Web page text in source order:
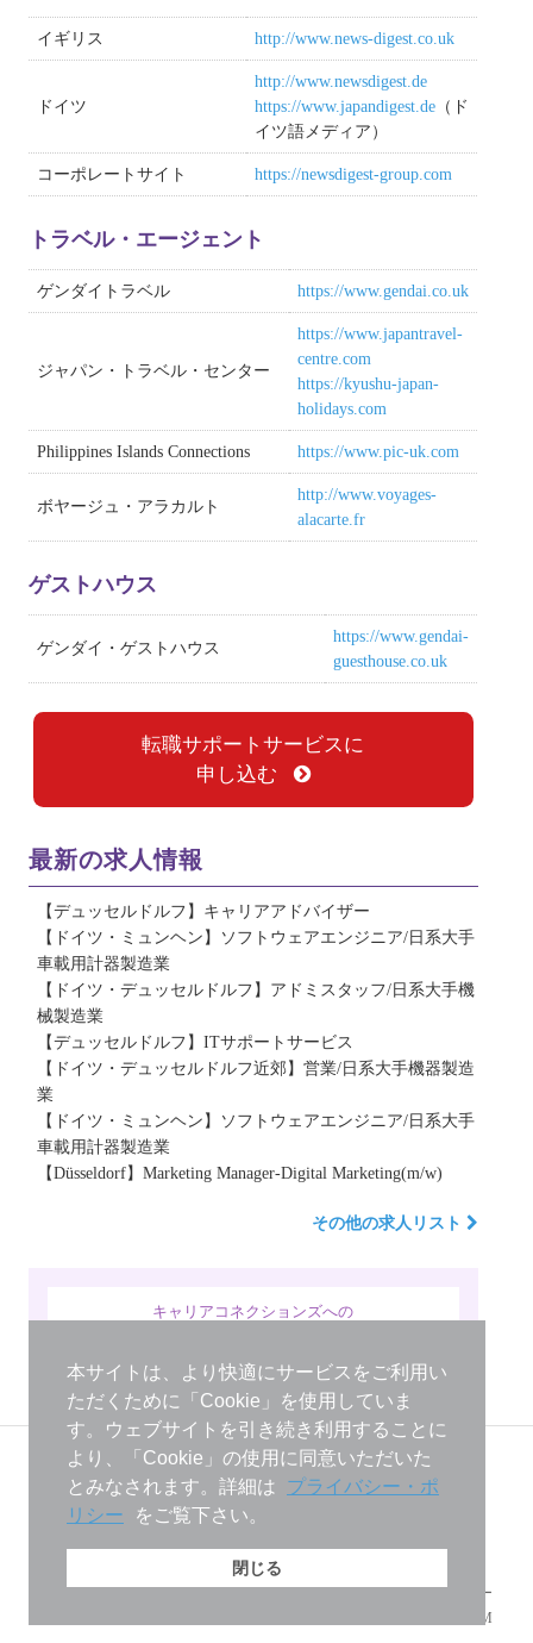
本サイトは、より快適にサービスをご利用い
ただくために「Cookie」を使用していま
す。ウェブサイトを引き続き利用することに
より、「Cookie」の使用に同意いただいた
とみなされます。詳細は
プライバシー・ポ
リシー
をご覧下さい。
閉じる
イギリス http://www.news-digest.co.uk
ドイツ
http://www.newsdigest.de
https://www.japandigest.de （ド
イツ語メディア）
コーポレートサイト https://newsdigest-group.com
トラベル・エージェント
ゲンダイトラベル https://www.gendai.co.uk
ジャパン・トラベル・センター
https://www.japantravel-
centre.com
https://kyushu-japan-
holidays.com
Philippines Islands Connections https://www.pic-uk.com
ボヤージュ・アラカルト
http://www.voyages-
alacarte.fr
ゲストハウス
ゲンダイ・ゲストハウス
https://www.gendai-
guesthouse.co.uk
転職サポートサービスに
申し込む
最新の求人情報
【デュッセルドルフ】キャリアアドバイザー
【ドイツ・ミュンヘン】ソフトウェアエンジニア/日系大手
車載用計器製造業
【ドイツ・デュッセルドルフ】アドミスタッフ/日系大手機
械製造業
【デュッセルドルフ】ITサポートサービス
【ドイツ・デュッセルドルフ近郊】営業/日系大手機器製造
業
【ドイツ・ミュンヘン】ソフトウェアエンジニア/日系大手
車載用計器製造業
【Düsseldorf】Marketing Manager-Digital Marketing(m/w)
その他の求人リスト
キャリアコネクションズへの
Career Connections GmbH
Immermannstr.53 40210 Düsseldorf, Germany
TEL: +49(0)211 179 352-0 FAX: +49(0)211 179 352-29
info＠career-connections.eu © Career Connections
プライバシー・ポリシー
IMPRESSUM